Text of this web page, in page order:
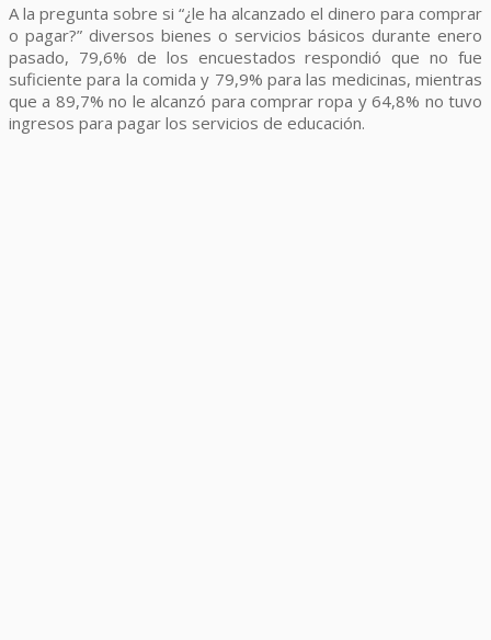
A la pregunta sobre si “¿le ha alcanzado el dinero para comprar
o pagar?” diversos bienes o servicios básicos durante enero
pasado, 79,6% de los encuestados respondió que no fue
suficiente para la comida y 79,9% para las medicinas, mientras
que a 89,7% no le alcanzó para comprar ropa y 64,8% no tuvo
ingresos para pagar los servicios de educación.